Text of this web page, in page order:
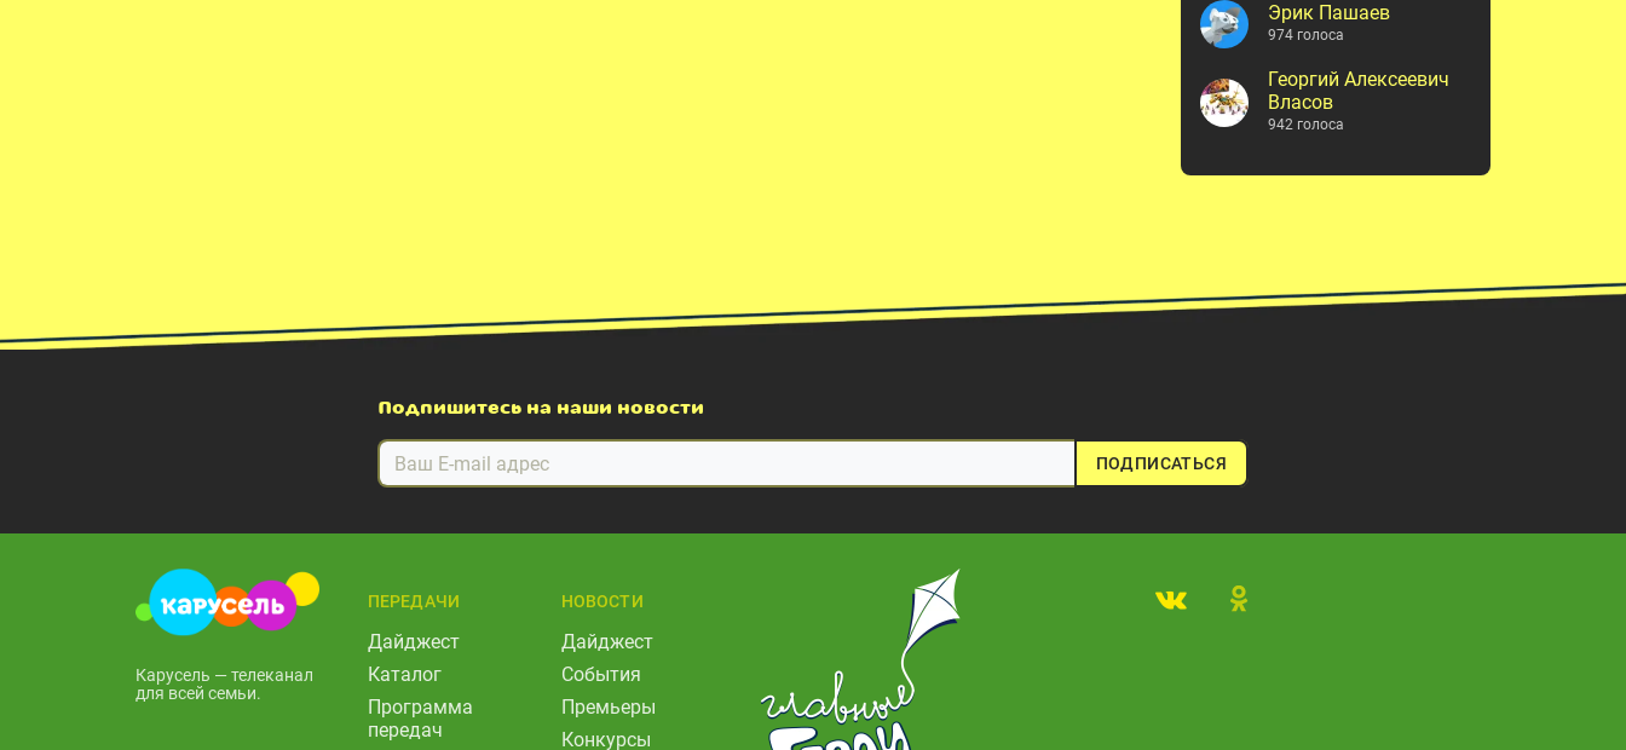
Эрик Пашаев
974 голоса
Георгий Алексеевич
Власов
942 голоса
Подпишитесь на наши новости
ПОДПИСАТЬСЯ
Карусель — телеканал
для всей семьи.
ПЕРЕДАЧИ
Дайджест
Каталог
Программа
передач
НОВОСТИ
Дайджест
События
Премьеры
Конкурсы